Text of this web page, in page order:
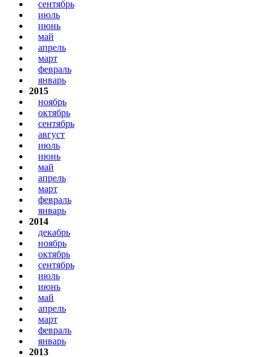
сентябрь
июль
июнь
май
апрель
март
февраль
январь
2015
ноябрь
октябрь
сентябрь
август
июль
июнь
май
апрель
март
февраль
январь
2014
декабрь
ноябрь
октябрь
сентябрь
июль
июнь
май
апрель
март
февраль
январь
2013